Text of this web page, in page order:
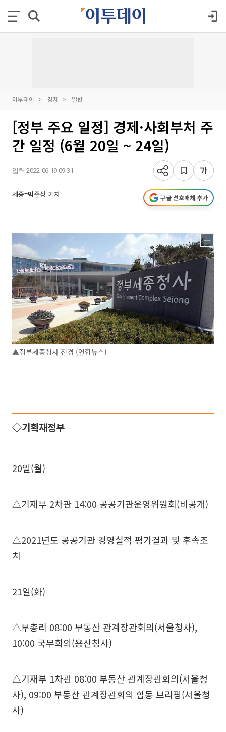
이투데이 경제 일반
[정부 주요 일정] 경제·사회부처 주
간 일정 (6월 20일 ~ 24일)
입력 2022-06-19 09:31
세종=박준상 기자 구글 선호매체 추가
▲정부세종청사 전경 (연합뉴스)
◇기획재정부
20일(월)
△기재부 2차관 14:00 공공기관운영위원회(비공개)
△2021년도 공공기관 경영실적 평가결과 및 후속조
치
21일(화)
△부총리 08:00 부동산 관계장관회의(서울청사),
10:00 국무회의(용산청사)
△기재부 1차관 08:00 부동산 관계장관회의(서울청
사), 09:00 부동산 관계장관회의 합동 브리핑(서울청
사)